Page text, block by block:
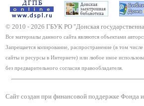
© 2010 - 2026 ГБУК РО "Донская
Все материалы данного сайта являются объектами
Запрещается копирование, распространение (в том
сайты и ресурсы в Интернете) или любое иное
без предварительного согласия правообладателя.
Сайт создан при финансовой поддержке Фонда